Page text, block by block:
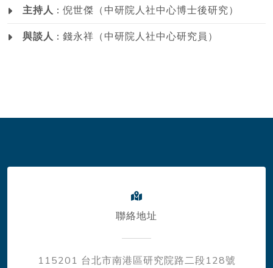
主持人 : 倪世傑（中研院人社中心博士後研究）
與談人 : 錢永祥（中研院人社中心研究員）
聯絡地址
115201 台北市南港區研究院路二段128號